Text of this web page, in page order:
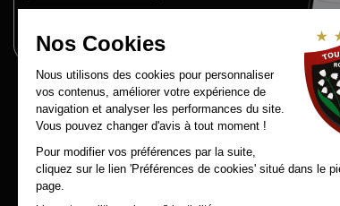
Contact RCT Recrute Mentions légales